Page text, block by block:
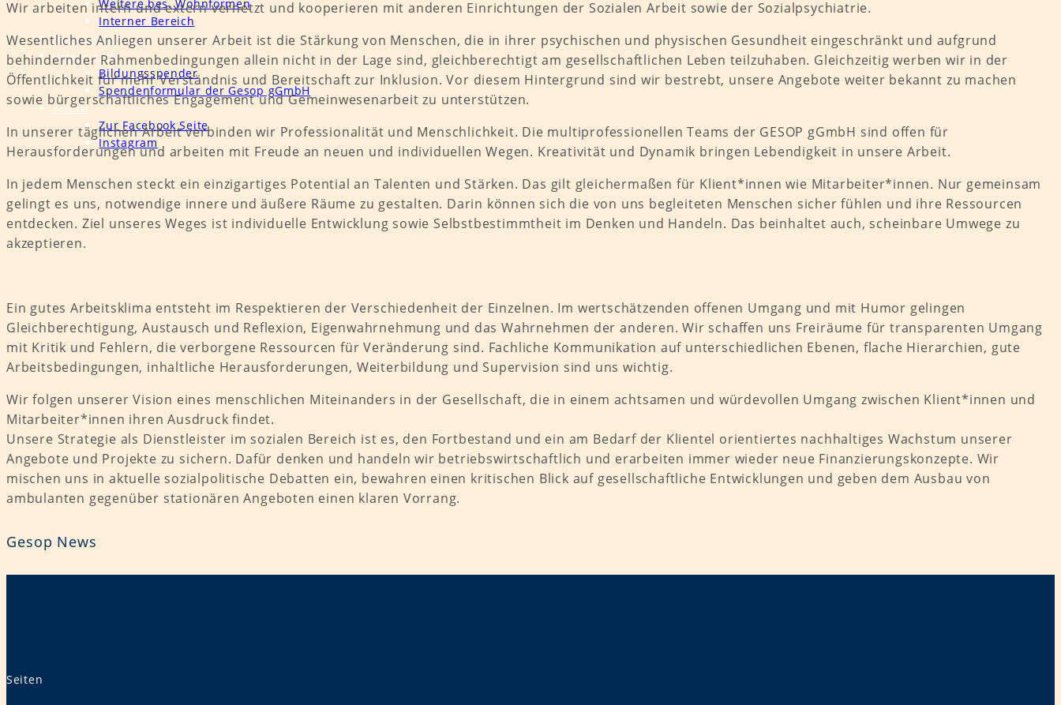
Weitere bes. Wohnformen
Interner Bereich
News und Termine
Unterstützen
Bildungsspender
Spendenformular der Gesop gGmbH
Kontakt
Zur Facebook Seite
Instagram
Wir arbeiten intern und extern vernetzt und kooperieren mit anderen Einrichtungen der Sozialen Arbeit sowie der Sozialpsychiatrie.
Wesentliches Anliegen unserer Arbeit ist die Stärkung von Menschen, die in ihrer psychischen und physischen Gesundheit eingeschränkt und aufgrund
behindernder Rahmenbedingungen allein nicht in der Lage sind, gleichberechtigt am gesellschaftlichen Leben teilzuhaben. Gleichzeitig werben wir in der
Öffentlichkeit für mehr Verständnis und Bereitschaft zur Inklusion. Vor diesem Hintergrund sind wir bestrebt, unsere Angebote weiter bekannt zu machen
sowie bürgerschaftliches Engagement und Gemeinwesenarbeit zu unterstützen.
In unserer täglichen Arbeit verbinden wir Professionalität und Menschlichkeit. Die multiprofessionellen Teams der GESOP gGmbH sind offen für
Herausforderungen und arbeiten mit Freude an neuen und individuellen Wegen. Kreativität und Dynamik bringen Lebendigkeit in unsere Arbeit.
In jedem Menschen steckt ein einzigartiges Potential an Talenten und Stärken. Das gilt gleichermaßen für Klient*innen wie Mitarbeiter*innen. Nur gemeinsam
gelingt es uns, notwendige innere und äußere Räume zu gestalten. Darin können sich die von uns begleiteten Menschen sicher fühlen und ihre Ressourcen
entdecken. Ziel unseres Weges ist individuelle Entwicklung sowie Selbstbestimmtheit im Denken und Handeln. Das beinhaltet auch, scheinbare Umwege zu
akzeptieren.
Ein gutes Arbeitsklima entsteht im Respektieren der Verschiedenheit der Einzelnen. Im wertschätzenden offenen Umgang und mit Humor gelingen
Gleichberechtigung, Austausch und Reflexion, Eigenwahrnehmung und das Wahrnehmen der anderen. Wir schaffen uns Freiräume für transparenten Umgang
mit Kritik und Fehlern, die verborgene Ressourcen für Veränderung sind. Fachliche Kommunikation auf unterschiedlichen Ebenen, flache Hierarchien, gute
Arbeitsbedingungen, inhaltliche Herausforderungen, Weiterbildung und Supervision sind uns wichtig.
Wir folgen unserer Vision eines menschlichen Miteinanders in der Gesellschaft, die in einem achtsamen und würdevollen Umgang zwischen Klient*innen und
Mitarbeiter*innen ihren Ausdruck findet.
Unsere Strategie als Dienstleister im sozialen Bereich ist es, den Fortbestand und ein am Bedarf der Klientel orientiertes nachhaltiges Wachstum unserer
Angebote und Projekte zu sichern. Dafür denken und handeln wir betriebswirtschaftlich und erarbeiten immer wieder neue Finanzierungskonzepte. Wir
mischen uns in aktuelle sozialpolitische Debatten ein, bewahren einen kritischen Blick auf gesellschaftliche Entwicklungen und geben dem Ausbau von
ambulanten gegenüber stationären Angeboten einen klaren Vorrang.
Gesop News
Seiten